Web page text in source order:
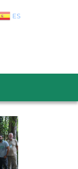
ES